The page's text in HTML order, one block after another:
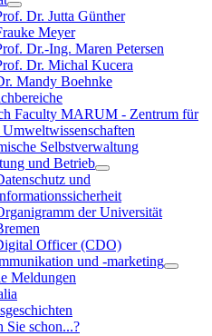
Dr. Jutta Günther
Meyer
Dr.-Ing. Maren Petersen
Dr. Michal Kucera
Mandy Boehnke
Faculty MARUM - Zentrum für
Selbstverwaltung
und Betrieb
und
der Universität
Officer (CDO)
und -marketing
Meldungen
Sie schon...?